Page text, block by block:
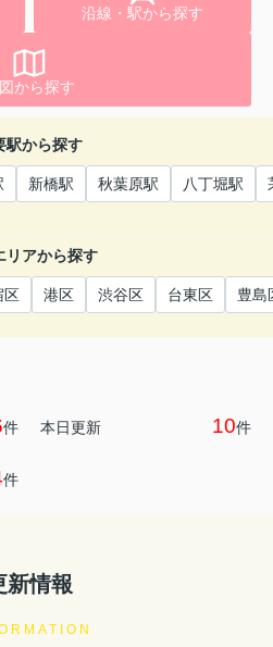
沿線・駅から探す
から探す
駅から探す
新橋駅 秋葉原駅 八丁堀駅
リアから探す
区 港区 渋谷区 台東区 豊島
件 本日更新 10件
件
新情報